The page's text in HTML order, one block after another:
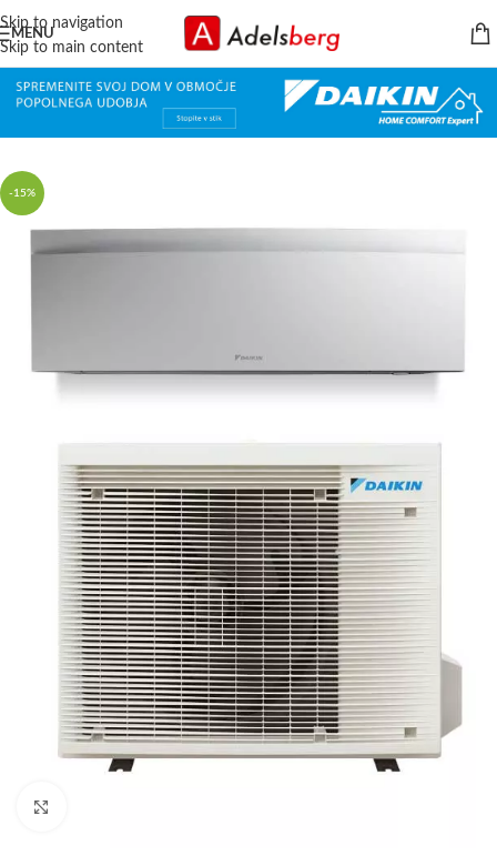
Skip to navigation
Skip to main content
MENU
-15%